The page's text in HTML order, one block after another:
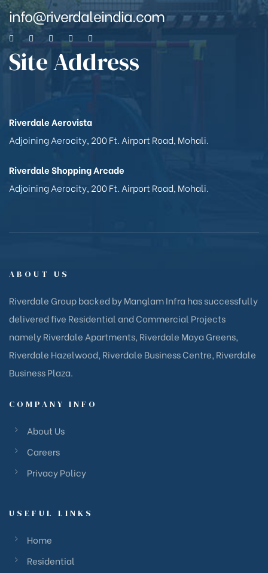
info@riverdaleindia.com
Site Address
Riverdale Aerovista
Adjoining Aerocity, 200 Ft. Airport Road, Mohali.
Riverdale Shopping Arcade
Adjoining Aerocity, 200 Ft. Airport Road, Mohali.
ABOUT US
Riverdale Group backed by Manglam Infra has successfully
delivered five Residential and Commercial Projects
namely Riverdale Apartments, Riverdale Maya Greens,
Riverdale Hazelwood, Riverdale Business Centre, Riverdale
Business Plaza.
COMPANY INFO
About Us
Careers
Privacy Policy
USEFUL LINKS
Home
Residential